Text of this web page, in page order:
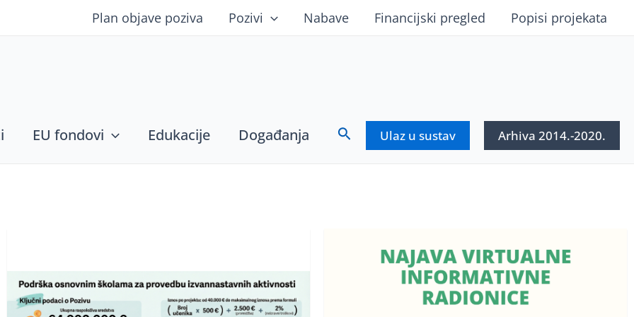
Plan objave poziva Pozivi Nabave Financijski pregled Popisi projekata
EU fondovi Edukacije Događanja SearchUlaz u sustav Arhiva 2014.-2020.